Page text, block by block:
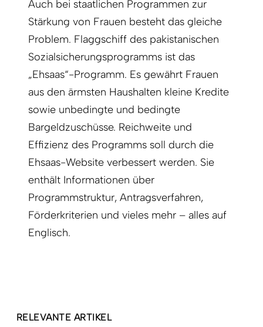
Auch bei staatlichen Programmen zur
Stärkung von Frauen besteht das gleiche
Problem. Flaggschiff des pakistanischen
Sozialsicherungsprogramms ist das
„Ehsaas“-Programm. Es gewährt Frauen
aus den ärmsten Haushalten kleine Kredite
sowie unbedingte und bedingte
Bargeldzuschüsse. Reichweite und
Effizienz des Programms soll durch die
Ehsaas-Website verbessert werden. Sie
enthält Informationen über
Programmstruktur, Antragsverfahren,
Förderkriterien und vieles mehr – alles auf
Englisch.
RELEVANTE ARTIKEL